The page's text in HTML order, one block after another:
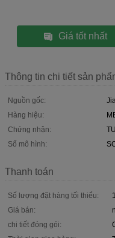
Giá tốt nhất
Thông tin chi tiết sản
Nguồn gốc:
Hàng hiệu:
Chứng nhận:
Số mô hình:
Thanh toán
Số lượng đặt hàng tối thiểu:
Giá bán:
chi tiết đóng gói: